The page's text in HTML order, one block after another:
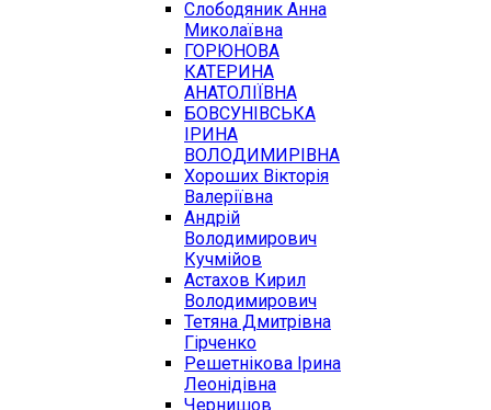
Слободяник Анна
Миколаївна
ГОРЮНОВА
КАТЕРИНА
АНАТОЛІЇВНА
БОВСУНІВСЬКА
ІРИНА
ВОЛОДИМИРІВНА
Хороших Вікторія
Валеріївна
Андрій
Володимирович
Кучмійов
Астахов Кирил
Володимирович
Тетяна Дмитрівна
Гірченко
Решетнікова Ірина
Леонідівна
Чернишов